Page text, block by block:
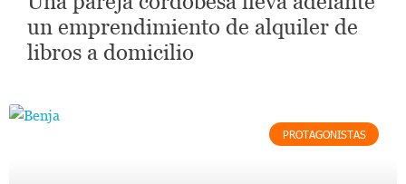
un emprendimiento de alquiler de
libros a domicilio
PROTAGONISTAS